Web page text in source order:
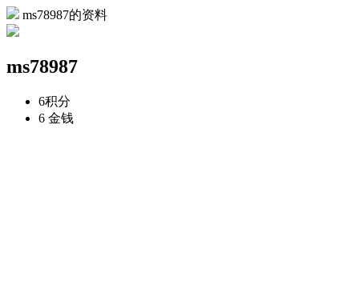
ms78987的资料
ms78987
6积分
6 金钱